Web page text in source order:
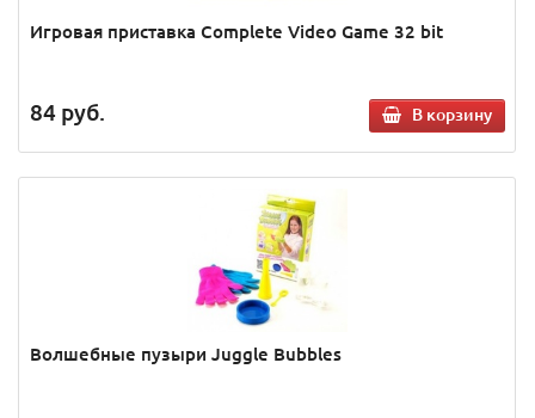
Игровая приставка Сomplete Video Game 32 bit
84 руб. В корзину
Волшебные пузыри Juggle Bubbles